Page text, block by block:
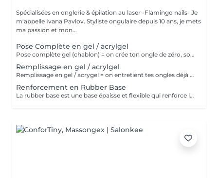
Spécialisées en onglerie & épilation au laser -Flamingo nails- Je
m'appelle Ivana Pavlov. Styliste ongulaire depuis 10 ans, je mets
ma passion et mon...
Pose Complète en gel / acrylgel
Pose complète gel (chablon) = on crée ton ongle de zéro, solide et sur mesure.
Remplissage en gel / acrylgel
Remplissage en gel / acrygel = on entretient tes ongles déjà posés en corrigeant la repousse, sans tout refaire. Idéal toutes les 3 - 4 semaines pour garder des ongles nets et solides.
Renforcement en Rubber Base
La rubber base est une base épaisse et flexible qui renforce l'ongle naturel tout en améliorant sa tenue. Idéal pour les ongles fragiles, mous ou cassants. **Longueur maximale M incluse afin de garantir un résultat optimal. Pour des longueurs supérieures, une pose gel sera recommandée.